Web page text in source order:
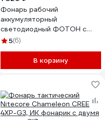
Фонарь рабочий
аккумуляторный
светодиодный ФОТОН с
клипсой и магнитом WLA-
5(6)
В корзину